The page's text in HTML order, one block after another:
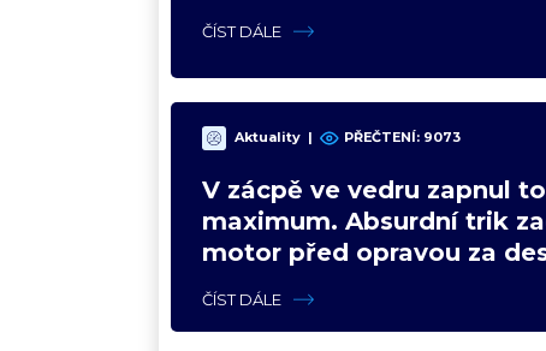
ČÍST DÁLE
Aktuality | PŘEČTENÍ: 9073
V zácpě ve vedru zapnul
maximum. Absurdní trik
motor před opravou za
ČÍST DÁLE